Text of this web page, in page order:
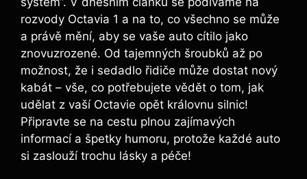
rozvody Octavia 1 a na to, co všechno se může
a právě mění, aby se vaše auto cítilo jako
znovuzrozené. Od tajemných šroubků až po
možnost, že i sedadlo řidiče může dostat nový
kabát – vše, co potřebujete vědět o tom, jak
udělat z vaší Octavie opět královnu silnic!
Připravte se na cestu plnou zajímavých
informací a špetky humoru, protože každé auto
si zaslouží trochu lásky a péče!